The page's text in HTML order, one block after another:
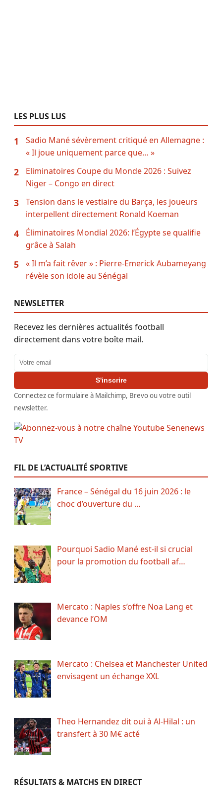
LES PLUS LUS
1
Sadio Mané sévèrement critiqué en Allemagne :
« Il joue uniquement parce que… »
2
Eliminatoires Coupe du Monde 2026 : Suivez
Niger – Congo en direct
3
Tension dans le vestiaire du Barça, les joueurs
interpellent directement Ronald Koeman
4
Éliminatoires Mondial 2026: l’Égypte se qualifie
grâce à Salah
5
« Il m’a fait rêver » : Pierre-Emerick Aubameyang
révèle son idole au Sénégal
NEWSLETTER
Recevez les dernières actualités football
directement dans votre boîte mail.
Adresse email
S'inscrire
Connectez ce formulaire à Mailchimp, Brevo ou votre outil
newsletter.
FIL DE L’ACTUALITÉ SPORTIVE
France – Sénégal du 16 juin 2026 : le
choc d’ouverture du …
Pourquoi Sadio Mané est-il si crucial
pour la promotion du football af…
Mercato : Naples s’offre Noa Lang et
devance l’OM
Mercato : Chelsea et Manchester United
envisagent un échange XXL
Theo Hernandez dit oui à Al-Hilal : un
transfert à 30 M€ acté
RÉSULTATS & MATCHS EN DIRECT